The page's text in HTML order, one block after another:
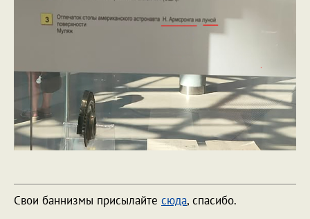
Свои баннизмы присылайте сюда, спасибо.